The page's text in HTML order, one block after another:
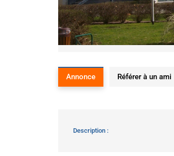
Annonce Référer à un ami
Description